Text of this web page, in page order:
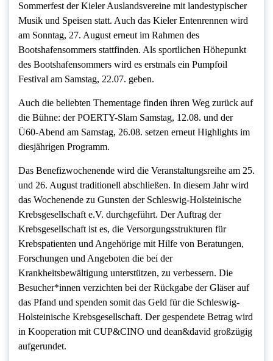
Sommerfest der Kieler Auslandsvereine mit landestypischer
Musik und Speisen statt. Auch das Kieler Entenrennen wird
am Sonntag, 27. August erneut im Rahmen des
Bootshafensommers stattfinden. Als sportlichen Höhepunkt
des Bootshafensommers wird es erstmals ein Pumpfoil
Festival am Samstag, 22.07. geben.
Auch die beliebten Thementage finden ihren Weg zurück auf
die Bühne: der POERTY-Slam Samstag, 12.08. und der
Ü60-Abend am Samstag, 26.08. setzen erneut Highlights im
diesjährigen Programm.
Das Benefizwochenende wird die Veranstaltungsreihe am 25.
und 26. August traditionell abschließen. In diesem Jahr wird
das Wochenende zu Gunsten der Schleswig-Holsteinische
Krebsgesellschaft e.V. durchgeführt. Der Auftrag der
Krebsgesellschaft ist es, die Versorgungsstrukturen für
Krebspatienten und Angehörige mit Hilfe von Beratungen,
Forschungen und Angeboten die bei der
Krankheitsbewältigung unterstützen, zu verbessern. Die
Besucher*innen verzichten bei der Rückgabe der Gläser auf
das Pfand und spenden somit das Geld für die Schleswig-
Holsteinische Krebsgesellschaft. Der gespendete Betrag wird
in Kooperation mit CUP&CINO und dean&david großzügig
aufgerundet.